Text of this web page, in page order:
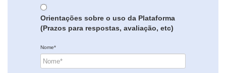
Orientações sobre o uso da Plataforma
(Prazos para respostas, avaliação, etc)
Nome*